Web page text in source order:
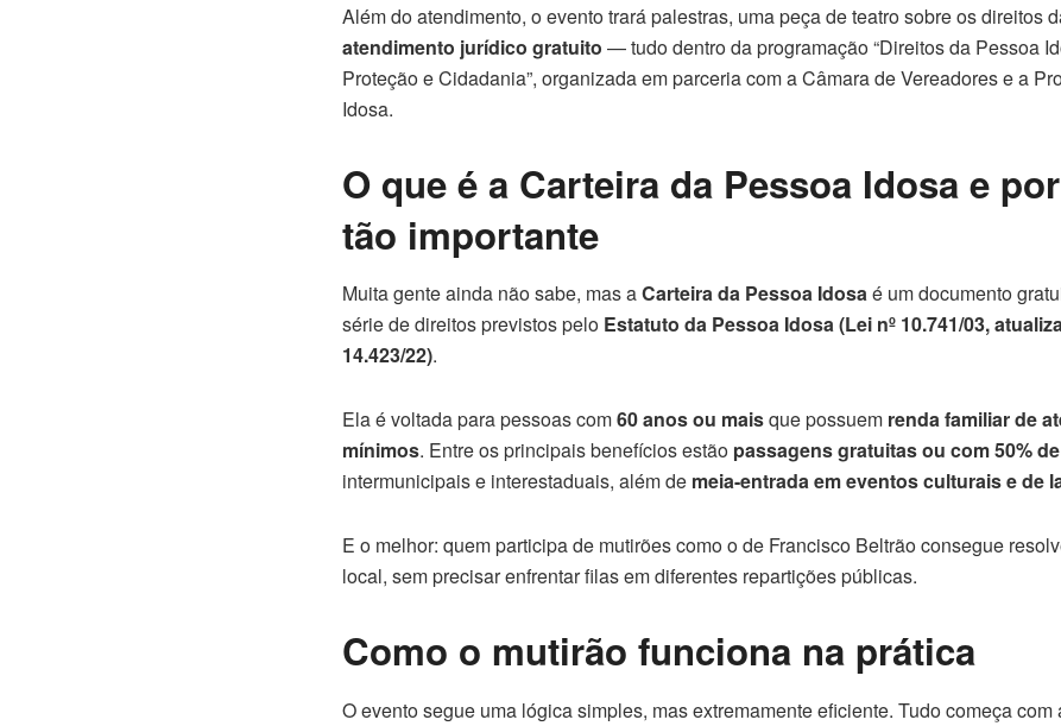
Além do atendimento, o evento trará palestras, uma peça de teatro sobre os direitos
atendimento jurídico gratuito — tudo dentro da programação “Direitos da Pessoa
Proteção e Cidadania”, organizada em parceria com a Câmara de Vereadores e a
Idosa.
O que é a Carteira da Pessoa Idosa e
tão importante
Muita gente ainda não sabe, mas aCarteira da Pessoa Idosaé um documento
série de direitos previstos pelo Estatuto da Pessoa Idosa (Lei nº 10.741/03,
14.423/22).
Ela é voltada para pessoas com60 anos ou maisque possuem renda familiar de
mínimos. Entre os principais benefícios estão passagens gratuitas ou com 50%
intermunicipais e interestaduais, além de meia-entrada em eventos culturais e de
E o melhor: quem participa de mutirões como o de Francisco Beltrão consegue
local, sem precisar enfrentar filas em diferentes repartições públicas.
Como o mutirão funciona na prática
O evento segue uma lógica simples, mas extremamente eficiente. Tudo começa com